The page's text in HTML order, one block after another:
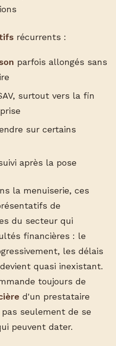
récurrents :
parfois allongés sans
surtout vers la fin
sur certains
après la pose
la menuiserie, ces
de
du secteur qui
financières : le
les délais
quasi inexistant.
toujours de
d'un prestataire
seulement de se
peuvent dater.